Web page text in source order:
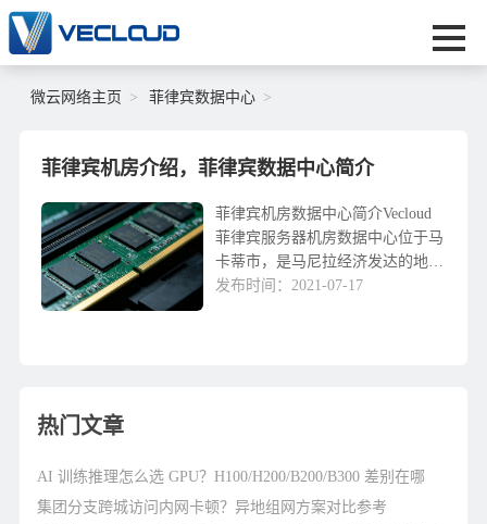
微云网络主页 菲律宾数据中心
菲律宾机房介绍，菲律宾数据中心简介
菲律宾机房数据中心简介Vecloud
菲律宾服务器机房数据中心位于马
卡蒂市，是马尼拉经济发达的地
区。具有多线路BGP，智能路由，
发布时间：2021-07-17
热门文章
AI 训练推理怎么选 GPU？H100/H200/B200/B300 差别在哪
集团分支跨城访问内网卡顿？异地组网方案对比参考